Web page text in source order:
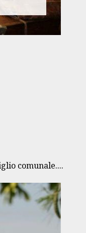
comunale....